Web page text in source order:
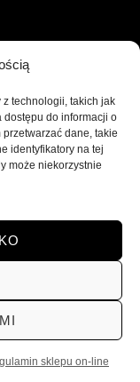
technologii, takich jak
do informacji o
dane, takie
identyfikatory na tej
może niekorzystnie
sklepu on-line
| © 2026